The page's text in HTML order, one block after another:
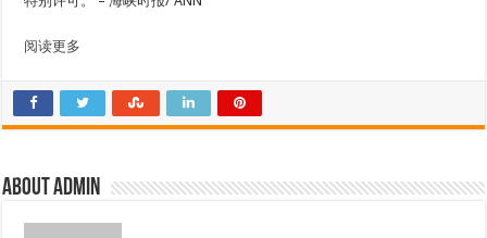
阅读更多
About admin